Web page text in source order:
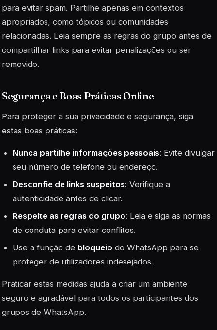
para evitar spam. Partilhe apenas em contextos
apropriados, como tópicos ou comunidades
relacionadas. Leia sempre as regras do grupo antes de
compartilhar links para evitar penalizações ou ser
removido.
Segurança e Boas Práticas Online
Para proteger a sua privacidade e segurança, siga
estas boas práticas:
Nunca partilhe informações pessoais: Evite divulgar
seu número de telefone ou endereço.
Desconfie de links suspeitos: Verifique a
autenticidade antes de clicar.
Respeite as regras do grupo: Leia e siga as normas
de conduta para evitar conflitos.
Use a função de bloqueio do WhatsApp para se
proteger de utilizadores indesejados.
Praticar estas medidas ajuda a criar um ambiente
seguro e agradável para todos os participantes dos
grupos de WhatsApp.